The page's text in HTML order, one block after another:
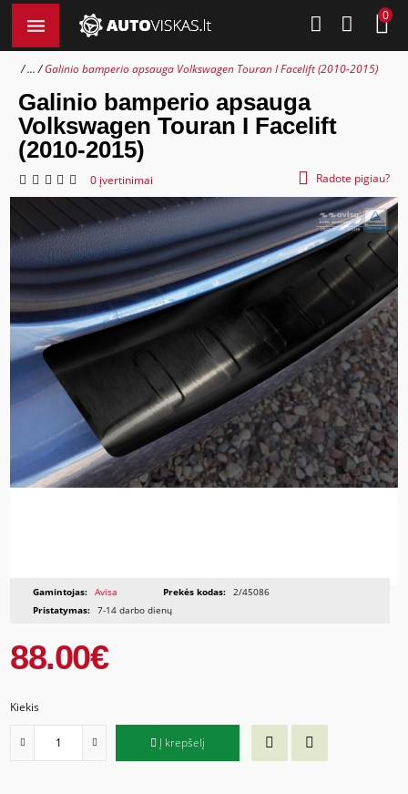
0
... Galinio bamperio apsauga Volkswagen Touran I Facelift (2010-2015)
Galinio bamperio apsauga
Volkswagen Touran I Facelift
(2010-2015)
0 įvertinimai Radote pigiau?
Gamintojas: Avisa Prekės kodas: 2/45086
Pristatymas: 7-14 darbo dienų
88.00€
Kiekis
Į krepšelį